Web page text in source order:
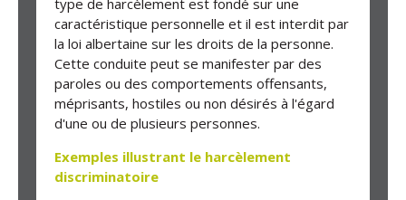
type de harcèlement est fondé sur une
caractéristique personnelle et il est interdit par
la loi albertaine sur les droits de la personne.
Cette conduite peut se manifester par des
paroles ou des comportements offensants,
méprisants, hostiles ou non désirés à l'égard
d'une ou de plusieurs personnes.
Exemples illustrant le harcèlement
discriminatoire